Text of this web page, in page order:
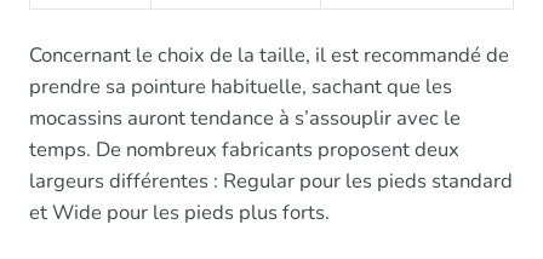
Concernant le choix de la taille, il est recommandé de
prendre sa pointure habituelle, sachant que les
mocassins auront tendance à s’assouplir avec le
temps. De nombreux fabricants proposent deux
largeurs différentes : Regular pour les pieds standard
et Wide pour les pieds plus forts.